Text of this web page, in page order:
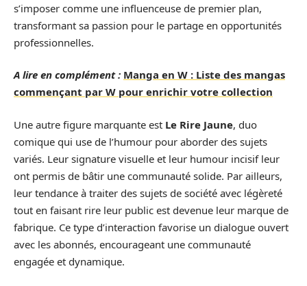
s’imposer comme une influenceuse de premier plan,
transformant sa passion pour le partage en opportunités
professionnelles.
A lire en complément : Manga en W : Liste des mangas
commençant par W pour enrichir votre collection
Une autre figure marquante est Le Rire Jaune, duo
comique qui use de l’humour pour aborder des sujets
variés. Leur signature visuelle et leur humour incisif leur
ont permis de bâtir une communauté solide. Par ailleurs,
leur tendance à traiter des sujets de société avec légèreté
tout en faisant rire leur public est devenue leur marque de
fabrique. Ce type d’interaction favorise un dialogue ouvert
avec les abonnés, encourageant une communauté
engagée et dynamique.